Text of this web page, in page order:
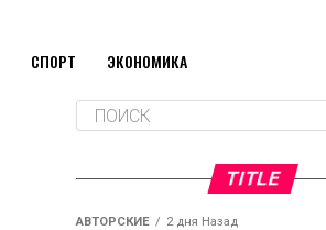
СПОРТ ЭКОНОМИКА
TITLE
АВТОРСКИЕ 2 дня Назад